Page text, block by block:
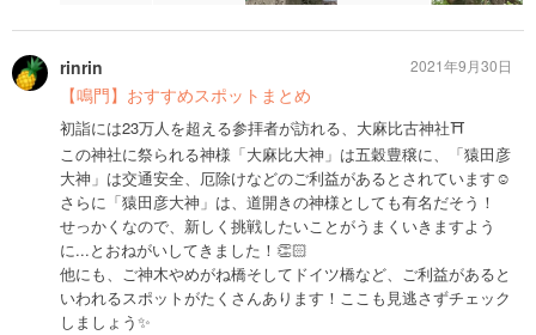
rinrin
【鳴門】おすすめスポットまとめ
初詣には23万人を超える参拝者が訪れる、大麻比古神社⛩
この神社に祭られる神様「大麻比大神」は五穀豊穣に、「猿田彦
大神」は交通安全、厄除けなどのご利益があるとされています☺️
さらに「猿田彦大神」は、道開きの神様としても有名だそう！
せっかくなので、新しく挑戦したいことがうまくいきますよう
に...とおねがいしてきました！👏🏻
他にも、ご神木やめがね橋そしてドイツ橋など、ご利益があると
いわれるスポットがたくさんあります！ここも見逃さずチェック
しましょう✨
2021年9月30日